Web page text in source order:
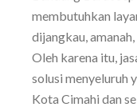
membutuhkan
dijangkau,
Oleh karena itu,
solusi menyeluruh
Kota Cimahi dan